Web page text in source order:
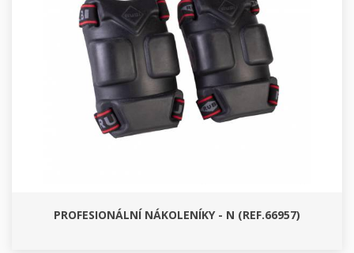
PROFESIONÁLNÍ NÁKOLENÍKY - N (REF.66957)